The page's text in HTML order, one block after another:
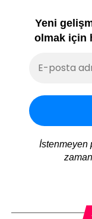
Yeni
olmak için
İstenmeyen